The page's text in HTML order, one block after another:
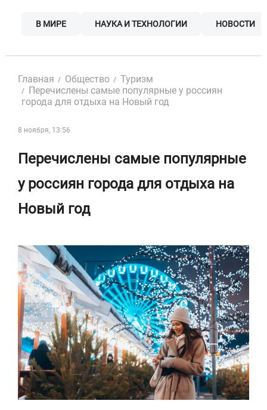
В МИРЕ НАУКА И ТЕХНОЛОГИИ НОВОСТИ
Главная Общество
Туризм
Перечислены самые популярные у россиян
города для отдыха на Новый год
8 ноября, 13:56
Перечислены самые популярные
у россиян города для отдыха на
Новый год